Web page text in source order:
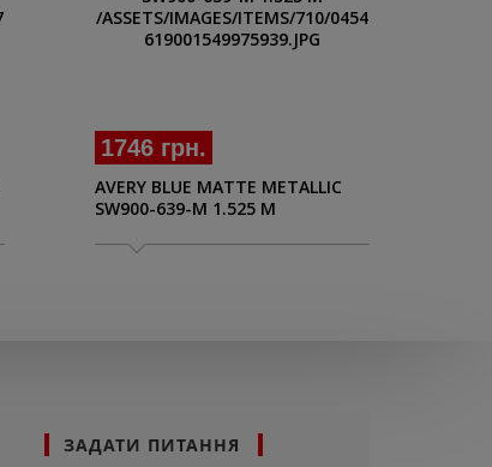
1746 грн.
AVERY BLUE MATTE METALLIC
SW900-639-M 1.525 M
ЗАДАТИ ПИТАННЯ